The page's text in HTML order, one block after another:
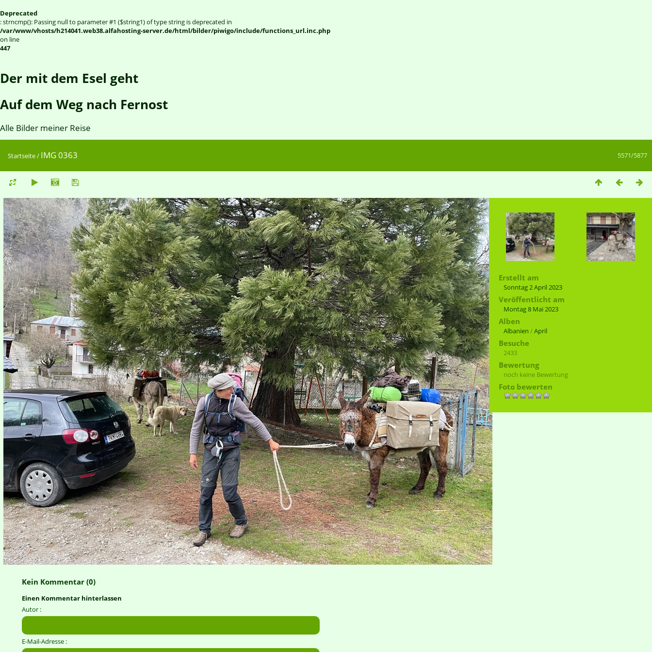
Deprecated
: strncmp(): Passing null to parameter #1 ($string1) of type string is deprecated in
/var/www/vhosts/h214041.web38.alfahosting-server.de/html/bilder/piwigo/include/functions_url.inc.php
on line
447
Der mit dem Esel geht
Auf dem Weg nach Fernost
Alle Bilder meiner Reise
5571/5877
Startseite/ IMG 0363
Erstellt am
Sonntag 2 April 2023
Veröffentlicht am
Montag 8 Mai 2023
Alben
Albanien /April
Besuche
2433
Bewertung
noch keine Bewertung
Foto bewerten
Kein Kommentar (0)
Einen Kommentar hinterlassen
Autor :
E-Mail-Adresse :